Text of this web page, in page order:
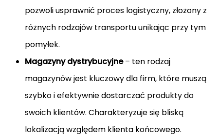
pozwoli usprawnić proces logistyczny, złożony z
różnych rodzajów transportu unikając przy tym
pomyłek.
Magazyny dystrybucyjne– ten rodzaj
magazynów jest kluczowy dla firm, które muszą
szybko i efektywnie dostarczać produkty do
swoich klientów. Charakteryzuje się bliską
lokalizacją względem klienta końcowego.